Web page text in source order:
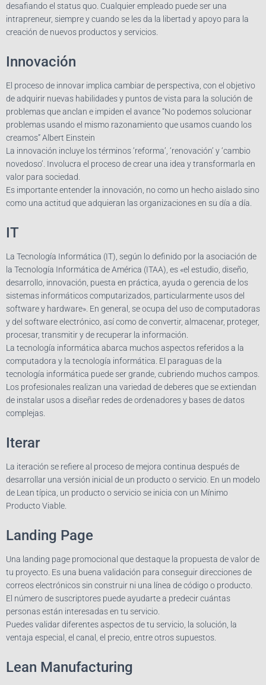
desafiando el status quo. Cualquier empleado puede ser una
intrapreneur, siempre y cuando se les da la libertad y apoyo para la
creación de nuevos productos y servicios.
Innovación
El proceso de innovar implica cambiar de perspectiva, con el objetivo
de adquirir nuevas habilidades y puntos de vista para la solución de
problemas que anclan e impiden el avance “No podemos solucionar
problemas usando el mismo razonamiento que usamos cuando los
creamos” Albert Einstein
La innovación incluye los términos ‘reforma’, ‘renovación’ y ‘cambio
novedoso’. Involucra el proceso de crear una idea y transformarla en
valor para sociedad.
Es importante entender la innovación, no como un hecho aislado sino
como una actitud que adquieran las organizaciones en su día a día.
IT
La Tecnología Informática (IT), según lo definido por la asociación de
la Tecnología Informática de América (ITAA), es «el estudio, diseño,
desarrollo, innovación, puesta en práctica, ayuda o gerencia de los
sistemas informáticos computarizados, particularmente usos del
software y hardware». En general, se ocupa del uso de computadoras
y del software electrónico, así como de convertir, almacenar, proteger,
procesar, transmitir y de recuperar la información.
La tecnología informática abarca muchos aspectos referidos a la
computadora y la tecnología informática. El paraguas de la
tecnología informática puede ser grande, cubriendo muchos campos.
Los profesionales realizan una variedad de deberes que se extiendan
de instalar usos a diseñar redes de ordenadores y bases de datos
complejas.
Iterar
La iteración se refiere al proceso de mejora continua después de
desarrollar una versión inicial de un producto o servicio. En un modelo
de Lean típica, un producto o servicio se inicia con un Mínimo
Producto Viable.
Landing Page
Una landing page promocional que destaque la propuesta de valor de
tu proyecto. Es una buena validación para conseguir direcciones de
correos electrónicos sin construir ni una línea de código o producto.
El número de suscriptores puede ayudarte a predecir cuántas
personas están interesadas en tu servicio.
Puedes validar diferentes aspectos de tu servicio, la solución, la
ventaja especial, el canal, el precio, entre otros supuestos.
Lean Manufacturing